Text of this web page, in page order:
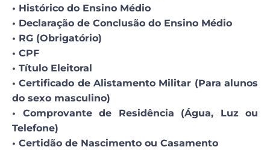
• Histórico do Ensino Médio
• Declaração de Conclusão do Ensino Médio
• RG (Obrigatório)
• CPF
• Título Eleitoral
• Certificado de Alistamento Militar (Para alunos
do sexo masculino)
• Comprovante de Residência (Água, Luz ou
Telefone)
• Certidão de Nascimento ou Casamento